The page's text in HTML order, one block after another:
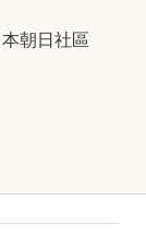
朝日社區